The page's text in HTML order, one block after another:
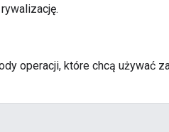
operacji, które chcą używać